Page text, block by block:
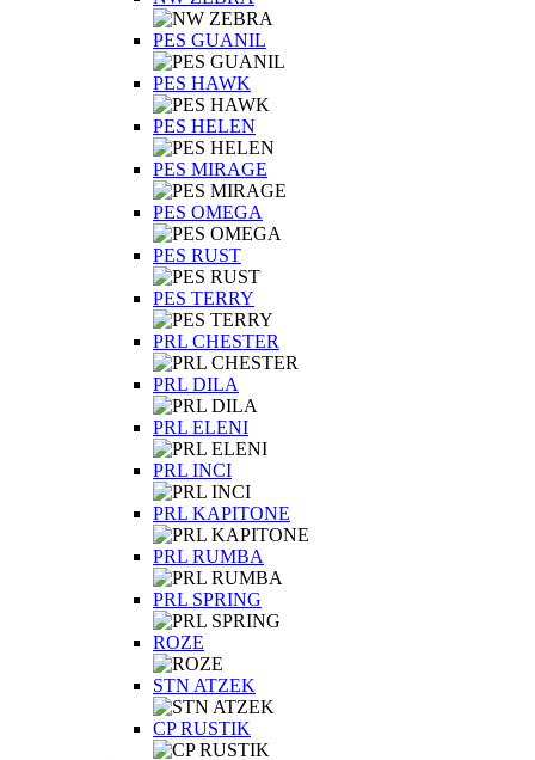
PES GUANIL
PES HAWK
PES HELEN
PES MIRAGE
PES OMEGA
PES RUST
PES TERRY
PRL CHESTER
PRL DILA
PRL ELENI
PRL INCI
PRL KAPITONE
PRL RUMBA
PRL SPRING
ROZE
STN ATZEK
СP RUSTIK